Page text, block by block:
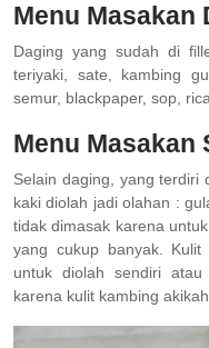
Menu Masakan
Daging yang sudah di
teriyaki, sate, kambing
semur, blackpaper, sop,
Menu Masakan
Selain daging, yang terdiri
kaki diolah jadi olahan :
tidak dimasak karena
yang cukup banyak.
untuk diolah sendiri
karena kulit kambing